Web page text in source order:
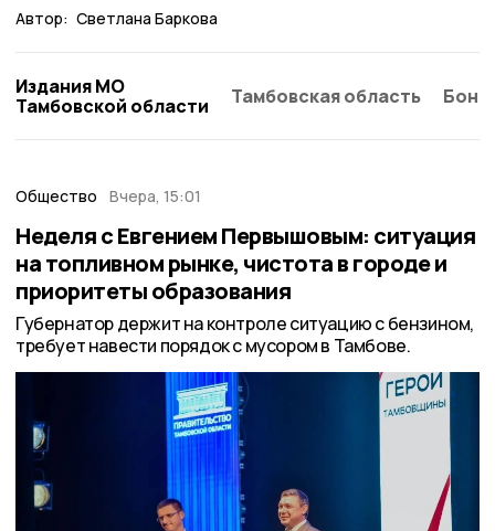
Автор: Светлана Баркова
Издания МО
Тамбовской области
Тамбовская область
Общество Вчера, 15:01
Неделя с Евгением Первышовым: ситуация
на топливном рынке, чистота в городе и
приоритеты образования
Губернатор держит на контроле ситуацию с бензином,
требует навести порядок с мусором в Тамбове.